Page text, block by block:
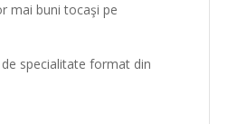
mai buni tocaşi pe
specialitate format din